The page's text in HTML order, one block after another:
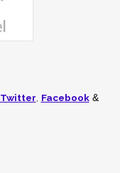
Twitter Facebook&